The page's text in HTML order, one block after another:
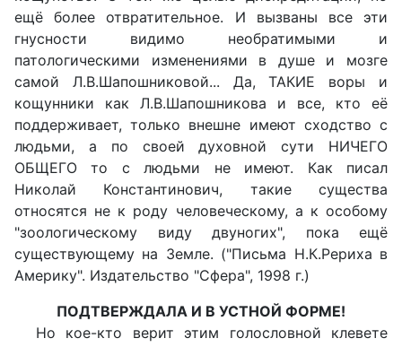
ещё более отвратительное. И вызваны все эти
гнусности видимо необратимыми и
патологическими изменениями в душе и мозге
самой Л.В.Шапошниковой... Да, ТАКИЕ воры и
кощунники как Л.В.Шапошникова и все, кто её
поддерживает, только внешне имеют сходство с
людьми, а по своей духовной сути НИЧЕГО
ОБЩЕГО то с людьми не имеют. Как писал
Николай Константинович, такие существа
относятся не к роду человеческому, а к особому
"зоологическому виду двуногих", пока ещё
существующему на Земле. ("Письма Н.К.Рериха в
Америку". Издательство "Сфера", 1998 г.)
ПОДТВЕРЖДАЛА И В УСТНОЙ ФОРМЕ!
Но кое-кто верит этим голословной клевете